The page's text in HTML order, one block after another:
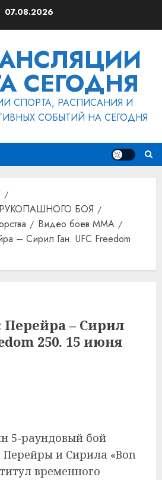
07.08.2026
СЕГОДНЯ
СПОРТА, РАСПИСАНИЯ И
СОБЫТИЙ НА СЕГОДНЯ
БОЯ
Видео боев MMA
– Сирил Ган. UFC Freedom
Перейра – Сирил
250. 15 июня
5-раундовый бой
Перейры и Сирила «Bon
временного